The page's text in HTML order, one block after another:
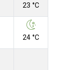
23 °C
24 °C